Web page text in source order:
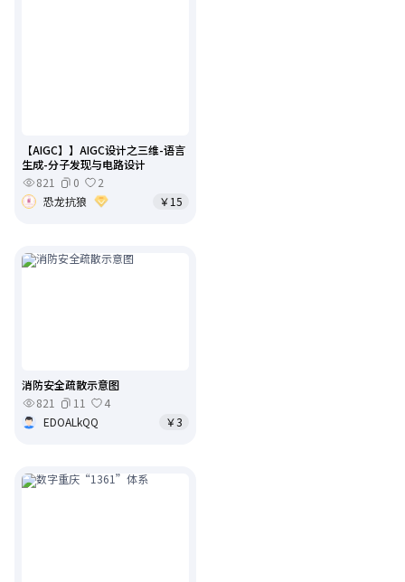
【AIGC】】AIGC设计之三维-语言
生成-分子发现与电路设计
821
0
2
恐龙抗狼
￥15
消防安全疏散示意图
821
11
4
EDOALkQQ
￥3